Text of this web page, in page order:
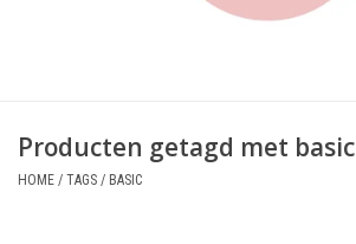
Producten getagd met basic
HOME / TAGS / BASIC